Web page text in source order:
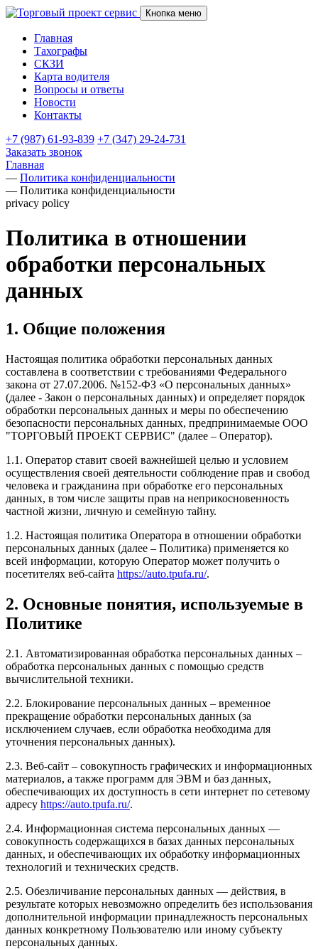
Кнопка меню
Главная
Тахографы
СКЗИ
Карта водителя
Вопросы и ответы
Новости
Контакты
+7 (987) 61-93-839 +7 (347) 29-24-731
Заказать звонок
Главная
— Политика конфиденциальности
— Политика конфиденциальности
privacy policy
Политика в отношении
обработки персональных
данных
1. Общие положения
Настоящая политика обработки персональных данных
составлена в соответствии с требованиями Федерального
закона от 27.07.2006. №152-ФЗ «О персональных данных»
(далее - Закон о персональных данных) и определяет порядок
обработки персональных данных и меры по обеспечению
безопасности персональных данных, предпринимаемые ООО
"ТОРГОВЫЙ ПРОЕКТ СЕРВИС" (далее – Оператор).
1.1. Оператор ставит своей важнейшей целью и условием
осуществления своей деятельности соблюдение прав и свобод
человека и гражданина при обработке его персональных
данных, в том числе защиты прав на неприкосновенность
частной жизни, личную и семейную тайну.
1.2. Настоящая политика Оператора в отношении обработки
персональных данных (далее – Политика) применяется ко
всей информации, которую Оператор может получить о
посетителях веб-сайта https://auto.tpufa.ru/.
2. Основные понятия, используемые в
Политике
2.1. Автоматизированная обработка персональных данных –
обработка персональных данных с помощью средств
вычислительной техники.
2.2. Блокирование персональных данных – временное
прекращение обработки персональных данных (за
исключением случаев, если обработка необходима для
уточнения персональных данных).
2.3. Веб-сайт – совокупность графических и информационных
материалов, а также программ для ЭВМ и баз данных,
обеспечивающих их доступность в сети интернет по сетевому
адресу https://auto.tpufa.ru/.
2.4. Информационная система персональных данных —
совокупность содержащихся в базах данных персональных
данных, и обеспечивающих их обработку информационных
технологий и технических средств.
2.5. Обезличивание персональных данных — действия, в
результате которых невозможно определить без использования
дополнительной информации принадлежность персональных
данных конкретному Пользователю или иному субъекту
персональных данных.